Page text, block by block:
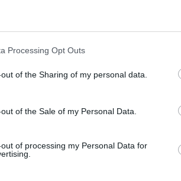
Processing Opt Outs
of the Sharing of my personal data.
of the Sale of my Personal Data.
of processing my Personal Data for